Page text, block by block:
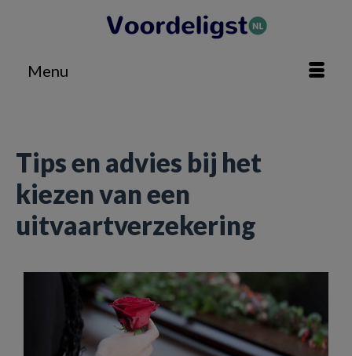
Menu
Tips en advies bij het
kiezen van een
uitvaartverzekering